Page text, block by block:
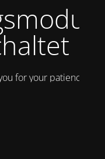
for your patience!